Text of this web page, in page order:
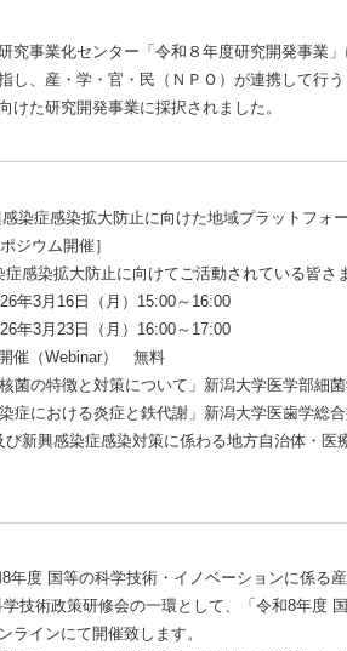
究事業化センター「令和８年度研究開発事業
し、産・学・官・民（ＮＰＯ）が連携して行
けた研究開発事業に採択されました。
感染症感染拡大防止に向けた地域プラットフォ
ジウム開催］
症感染拡大防止に向けてご活動されている皆
3月16日（月）15:00～16:00
23日（月）16:00～17:00
催（Webinar） 無料
の特徴と対策について」新潟大学医学部
ける炎症と鉄代謝」新潟大学医歯学総
興感染症感染対策に係わる地方自治体・医
8年度 国等の科学技術・イノベーションに係る
技術政策研修会の一環として、「令和8年度
ラインにて開催致します。